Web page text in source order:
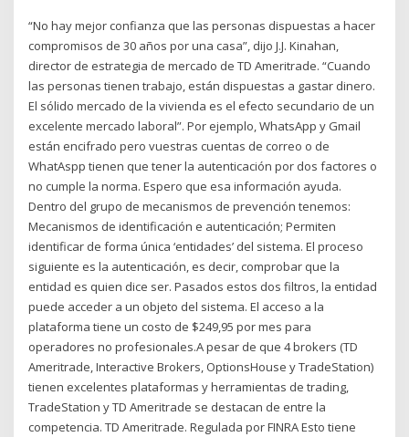
“No hay mejor confianza que las personas dispuestas a hacer
compromisos de 30 años por una casa”, dijo J.J. Kinahan,
director de estrategia de mercado de TD Ameritrade. “Cuando
las personas tienen trabajo, están dispuestas a gastar dinero.
El sólido mercado de la vivienda es el efecto secundario de un
excelente mercado laboral”. Por ejemplo, WhatsApp y Gmail
están encifrado pero vuestras cuentas de correo o de
WhatAspp tienen que tener la autenticación por dos factores o
no cumple la norma. Espero que esa información ayuda.
Dentro del grupo de mecanismos de prevención tenemos:
Mecanismos de identificación e autenticación; Permiten
identificar de forma única ‘entidades’ del sistema. El proceso
siguiente es la autenticación, es decir, comprobar que la
entidad es quien dice ser. Pasados estos dos filtros, la entidad
puede acceder a un objeto del sistema. El acceso a la
plataforma tiene un costo de $249,95 por mes para
operadores no profesionales.A pesar de que 4 brokers (TD
Ameritrade, Interactive Brokers, OptionsHouse y TradeStation)
tienen excelentes plataformas y herramientas de trading,
TradeStation y TD Ameritrade se destacan de entre la
competencia. TD Ameritrade. Regulada por FINRA Esto tiene